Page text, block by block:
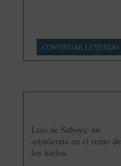
Pessoa:
La
CONTINUAR LEYENDO
Luis de Saboya: un
aristócrata en el reino de
los hielos